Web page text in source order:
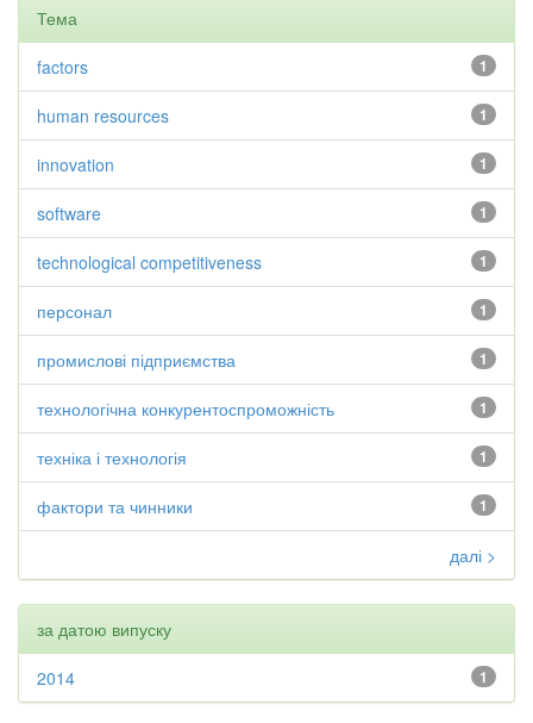
Тема
1
factors
1
human resources
1
innovation
1
software
1
technological competitiveness
1
персонал
1
промислові підприємства
1
технологічна конкурентоспроможність
1
техніка і технологія
1
фактори та чинники
далі >
за датою випуску
1
2014